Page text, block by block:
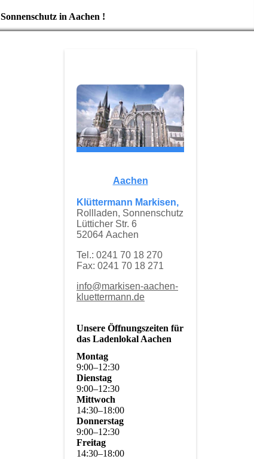
in Aachen !
Aachen
Klüttermann Markisen,
Rollladen, Sonnenschutz
Lütticher Str. 6
52064 Aachen
Tel.: 0241 70 18 270
Fax: 0241 70 18 271
info@markisen-aachen-
kluettermann.de
Unsere Öffnungszeiten für
das Ladenlokal Aachen
Montag
9:00–12:30
Dienstag
9:00–12:30
Mittwoch
14:30–18:00
Donnerstag
9:00–12:30
Freitag
14:30–18:00